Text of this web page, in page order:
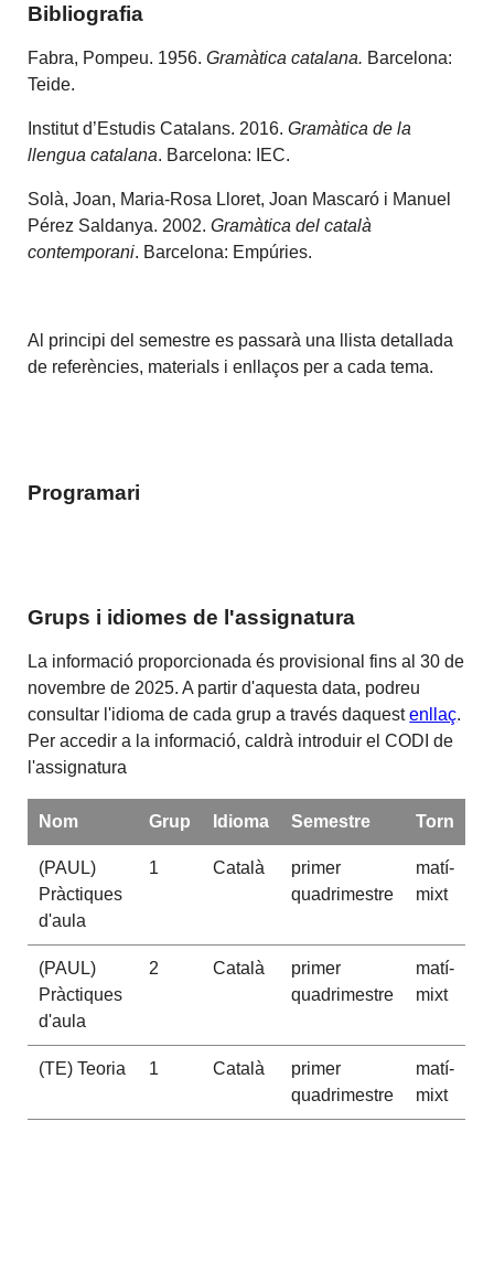
Bibliografia
Fabra, Pompeu. 1956.Gramàtica catalana. Barcelona:
Teide.
Institut d’Estudis Catalans. 2016.Gramàtica de la
llengua catalana. Barcelona: IEC.
Solà, Joan, Maria-Rosa Lloret, Joan Mascaró i Manuel
Pérez Saldanya. 2002.Gramàtica del català
contemporani. Barcelona: Empúries.
Al principi del semestre es passarà una llista detallada
de referències, materials i enllaços per a cada tema.
Programari
Grups i idiomes de l'assignatura
La informació proporcionada és provisional fins al 30 de
novembre de 2025. A partir d'aquesta data, podreu
consultar l'idioma de cada grup a través daquestenllaç.
Per accedir a la informació, caldrà introduir el CODI de
l'assignatura
Nom Grup Idioma Semestre Torn
(PAUL)
Pràctiques
d'aula
1 Català
primer
quadrimestre
matí-
mixt
(PAUL)
Pràctiques
d'aula
2 Català
primer
quadrimestre
matí-
mixt
(TE) Teoria 1 Català
primer
quadrimestre
matí-
mixt